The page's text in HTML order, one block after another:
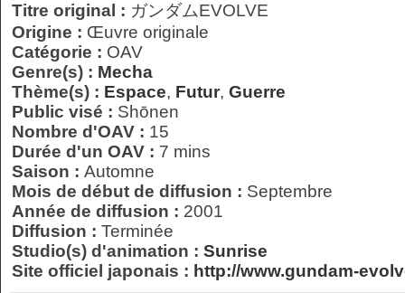
Titre original : ガンダムEVOLVE
Origine : Œuvre originale
Catégorie : OAV
Genre(s) : Mecha
Thème(s) : Espace, Futur, Guerre
Public visé : Shōnen
Nombre d'OAV : 15
Durée d'un OAV : 7 mins
Saison : Automne
Mois de début de diffusion : Septembre
Année de diffusion : 2001
Diffusion : Terminée
Studio(s) d'animation : Sunrise
Site officiel japonais : http://www.gundam-